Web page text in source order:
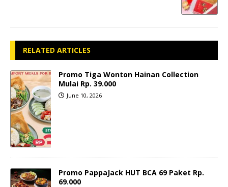
RELATED ARTICLES
Promo Tiga Wonton Hainan Collection
Mulai Rp. 39.000
June 10, 2026
Promo PappaJack HUT BCA 69 Paket Rp.
69.000